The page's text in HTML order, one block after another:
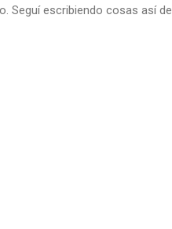
Seguí escribiendo cosas así de